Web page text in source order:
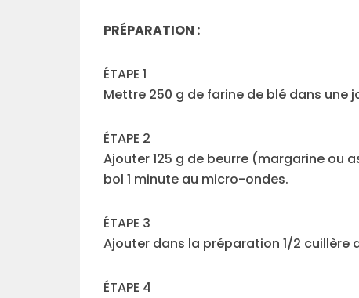
PRÉPARATION :
ÉTAPE 1
Mettre 250 g de farine de blé dans une
ÉTAPE 2
Ajouter 125 g de beurre (margarine ou
bol 1 minute au micro-ondes.
ÉTAPE 3
Ajouter dans la préparation 1/2 cuillère
ÉTAPE 4